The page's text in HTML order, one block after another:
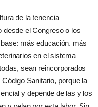
de la tenencia
desde el Congreso o los
más educación, más
en el sistema
sean reincorporados
Sanitario, porque la
y depende de las y los